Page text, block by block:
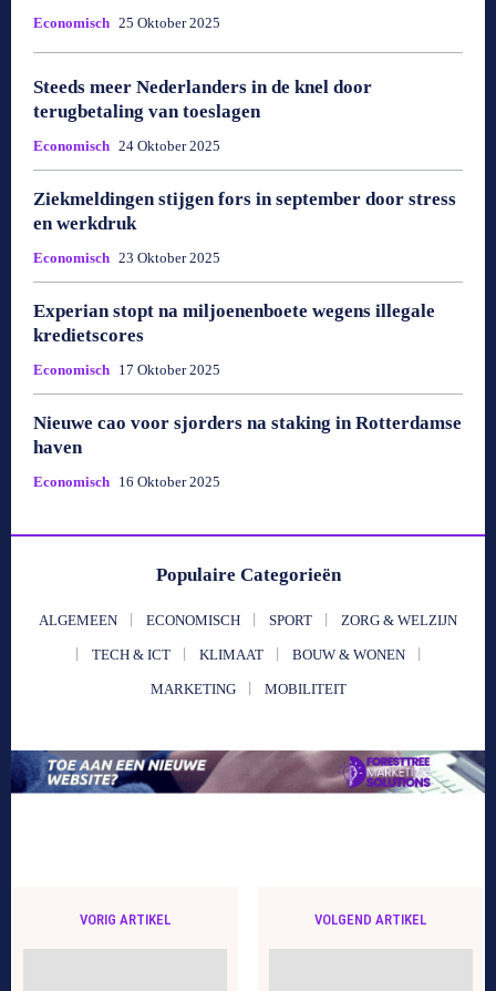
Economisch 25 Oktober 2025
Steeds meer Nederlanders in de knel door
terugbetaling van toeslagen
Economisch 24 Oktober 2025
Ziekmeldingen stijgen fors in september door stress
en werkdruk
Economisch 23 Oktober 2025
Experian stopt na miljoenenboete wegens illegale
kredietscores
Economisch 17 Oktober 2025
Nieuwe cao voor sjorders na staking in Rotterdamse
haven
Economisch 16 Oktober 2025
Populaire Categorieën
ALGEMEEN ECONOMISCH SPORT ZORG & WELZIJN
TECH & ICT KLIMAAT BOUW & WONEN
MARKETING MOBILITEIT
VORIG ARTIKEL VOLGEND ARTIKEL